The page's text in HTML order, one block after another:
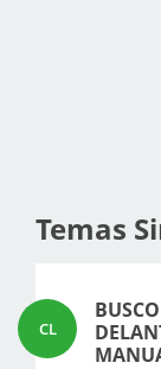
Temas
CL